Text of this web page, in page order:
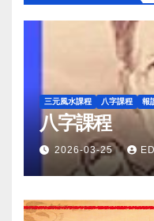
三元風水課程 八字課程 報
八字課程
2026-03-25